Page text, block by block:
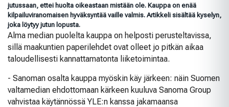
jutussaan, ettei huolta oikeastaan mistään ole. Kauppa on enää
kilpailuviranomaisen hyväksyntää vaille valmis. Artikkeli sisältää kyselyn,
joka löytyy jutun lopusta.
Alma median puolelta kauppa on helposti perusteltavissa,
sillä maakuntien paperilehdet ovat olleet jo pitkän aikaa
taloudellisesti kannattamatonta liiketoimintaa.
- Sanoman osalta kauppa myöskin käy järkeen: näin Suomen
valtamedian ehdottomaan kärkeen kuuluva Sanoma Group
vahvistaa käytännössä YLE:n kanssa jakamaansa